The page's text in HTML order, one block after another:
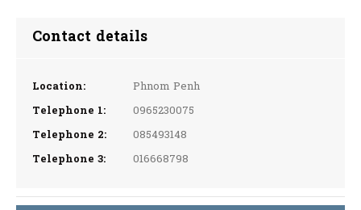
Contact details
Location:
Phnom Penh
Telephone 1:
0965230075
Telephone 2:
085493148
Telephone 3:
016668798